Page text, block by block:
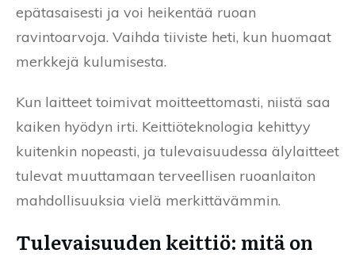
epätasaisesti ja voi heikentää ruoan
ravintoarvoja. Vaihda tiiviste heti, kun huomaat
merkkejä kulumisesta.
Kun laitteet toimivat moitteettomasti, niistä saa
kaiken hyödyn irti. Keittiöteknologia kehittyy
kuitenkin nopeasti, ja tulevaisuudessa älylaitteet
tulevat muuttamaan terveellisen ruoanlaiton
mahdollisuuksia vielä merkittävämmin.
Tulevaisuuden keittiö: mitä on